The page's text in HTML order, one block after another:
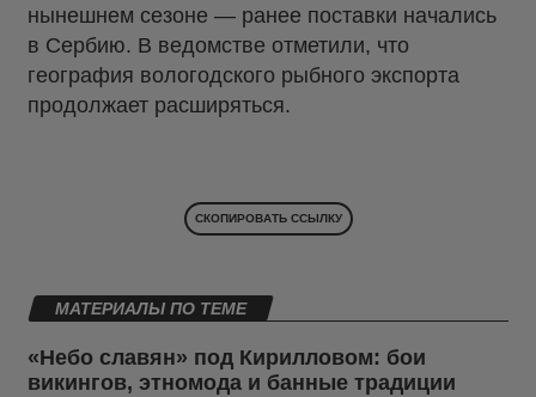
нынешнем сезоне — ранее поставки начались
в Сербию. В ведомстве отметили, что
география вологодского рыбного экспорта
продолжает расширяться.
СКОПИРОВАТЬ ССЫЛКУ
МАТЕРИАЛЫ ПО ТЕМЕ
«Небо славян» под Кирилловом: бои
викингов, этномода и банные традиции